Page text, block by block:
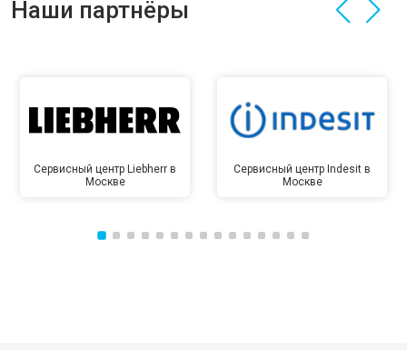
Наши партнёры
Сервисный центр Liebherr в
Москве
Сервисный центр Indesit в
Москве